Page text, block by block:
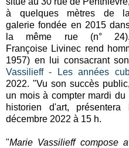
à quelques mètres de la
galerie fondée en 2015
la même rue (n° 24).
Françoise Livinec rend
1957) en lui consacrant
Vassilieff - Les années
2022. "Vu son succès
un mois à compter mardi
historien d'art,
décembre 2022 à 15 h.
"Marie Vassilieff compose